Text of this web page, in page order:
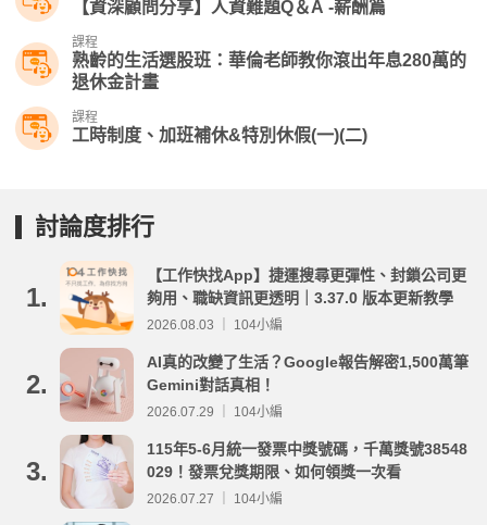
【資深顧問分享】人資難題Q＆A -薪酬篇
課程
熟齡的生活選股班：華倫老師教你滾出年息280萬的
退休金計畫
課程
工時制度、加班補休&特別休假(一)(二)
討論度排行
1.
【工作快找App】捷運搜尋更彈性、封鎖公司更
夠用、職缺資訊更透明｜3.37.0 版本更新教學
2026.08.03 ｜ 104小編
2.
AI真的改變了生活？Google報告解密1,500萬筆
Gemini對話真相！
2026.07.29 ｜ 104小編
3.
115年5-6月統一發票中獎號碼，千萬獎號38548
029！發票兌獎期限、如何領獎一次看
2026.07.27 ｜ 104小編